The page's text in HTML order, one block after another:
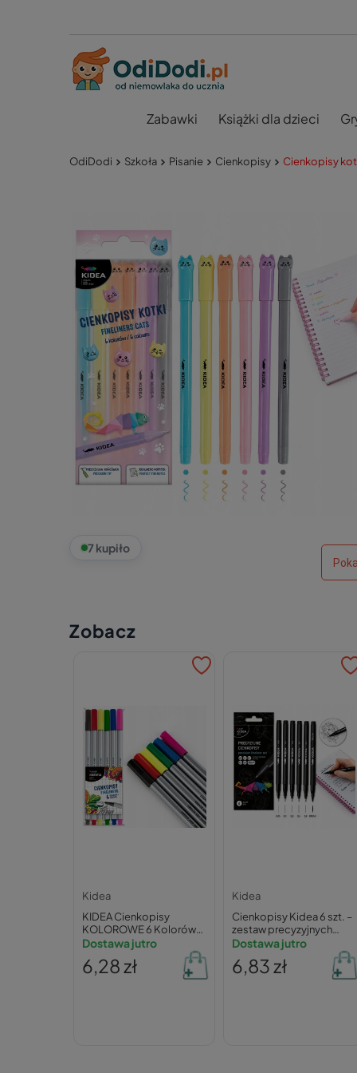
Zabawki Książki dla dzieci
OdiDodi Szkoła Pisanie Cienkopisy Cienkopisy
7 kupiło
Zobacz
Kidea
KIDEA Cienkopisy
KOLOROWE 6 Kolorów
Precyzyjne
Dostawa jutro
6,28 zł
Kidea
Cienkopisy Kidea 6 szt. –
zestaw precyzyjnych
finelinerów
Dostawa jutro
6,83 zł